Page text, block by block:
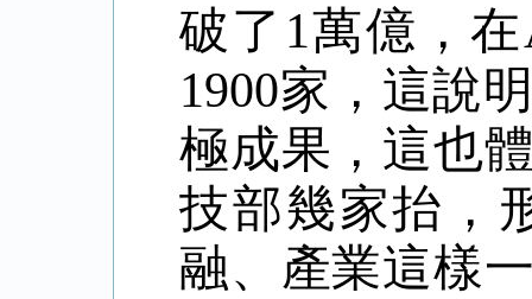
破了 1萬億，在
1900家，這說
極成果，這也
技部幾家抬，
融、產業這樣